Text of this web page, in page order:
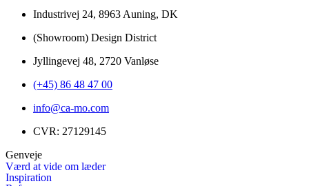
Industrivej 24, 8963 Auning, DK
(Showroom) Design District
Jyllingevej 48, 2720 Vanløse
(+45) 86 48 47 00
info@ca-mo.com
CVR: 27129145
Genveje
Værd at vide om læder
Inspiration